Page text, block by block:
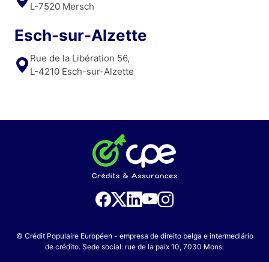
L-7520 Mersch
Esch-sur-Alzette
Rue de la Libération 56,
L-4210 Esch-sur-Alzette
© Crédit Populaire Européen - empresa de direito belga e intermediário
de crédito. Sede social: rue de la paix 10, 7030 Mons.